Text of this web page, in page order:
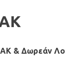
& Δωρεάν